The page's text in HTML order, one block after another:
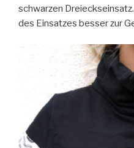
schwarzen
des Einsatzes besser zur